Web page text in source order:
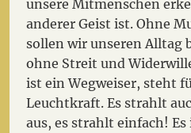
unsere Mitmenschen
anderer Geist ist. Ohne
sollen wir unseren Alltag
ohne Streit und
ist ein Wegweiser, steht
Leuchtkraft. Es strahlt
aus, es strahlt einfach! Es